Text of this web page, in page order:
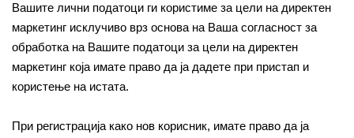
Вашите лични податоци ги користиме за цели на директен
маркетинг исклучиво врз основа на Ваша согласност за
обработка на Вашите податоци за цели на директен
маркетинг која имате право да ја дадете при пристап и
користење на истата.
При регистрација како нов корисник, имате право да ја